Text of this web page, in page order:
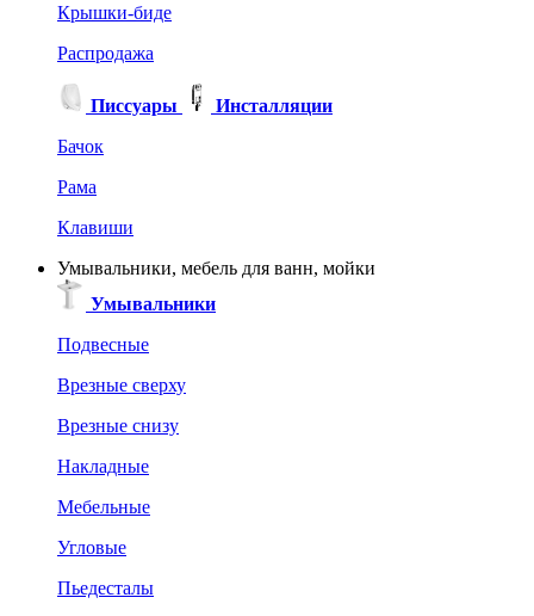
Крышки-биде
Распродажа
Писсуары
Инсталляции
Бачок
Рама
Клавиши
Умывальники, мебель для ванн, мойки
Умывальники
Подвесные
Врезные сверху
Врезные снизу
Накладные
Мебельные
Угловые
Пьедесталы